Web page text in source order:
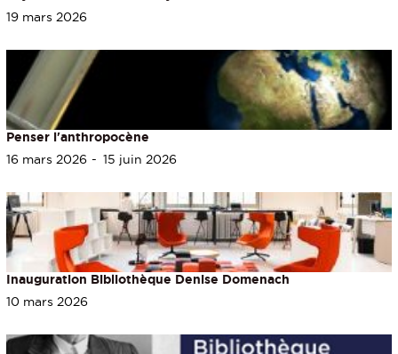
19 mars 2026
Penser l'anthropocène
16 mars 2026
15 juin 2026
Inauguration Bibliothèque Denise Domenach
10 mars 2026